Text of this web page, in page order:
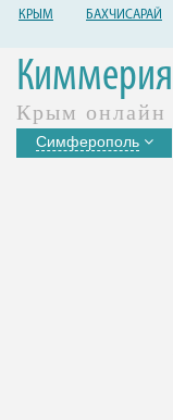
КРЫМ БАХЧИСАРАЙ
Киммерия
Крым онлайн
Симферополь